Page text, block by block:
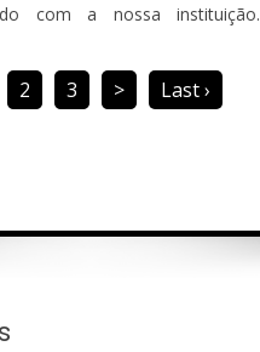
com a nossa instituição.
2 3 > Last ›